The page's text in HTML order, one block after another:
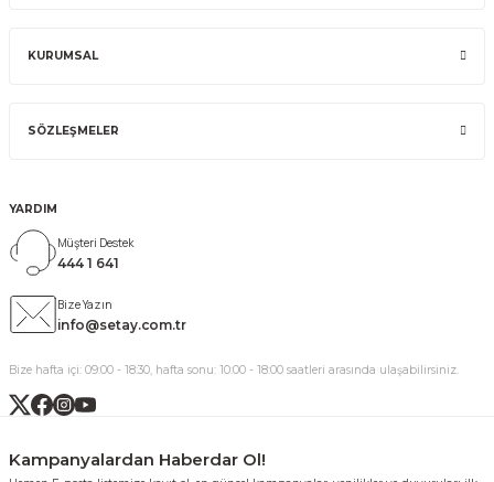
KURUMSAL
SÖZLEŞMELER
YARDIM
Müşteri Destek
444 1 641
Bize Yazın
info@setay.com.tr
Bize hafta içi: 09:00 - 18:30, hafta sonu: 10:00 - 18:00 saatleri arasında ulaşabilirsiniz.
Kampanyalardan Haberdar Ol!